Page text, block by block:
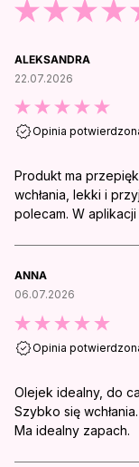
ALEKSANDRA
22.07.2026
Opinia
Produkt ma
wchłania, lekki i
polecam. W
ANNA
06.07.2026
Opinia
Olejek idealny, do
Szybko się wchłania.
Ma idealny zapach.